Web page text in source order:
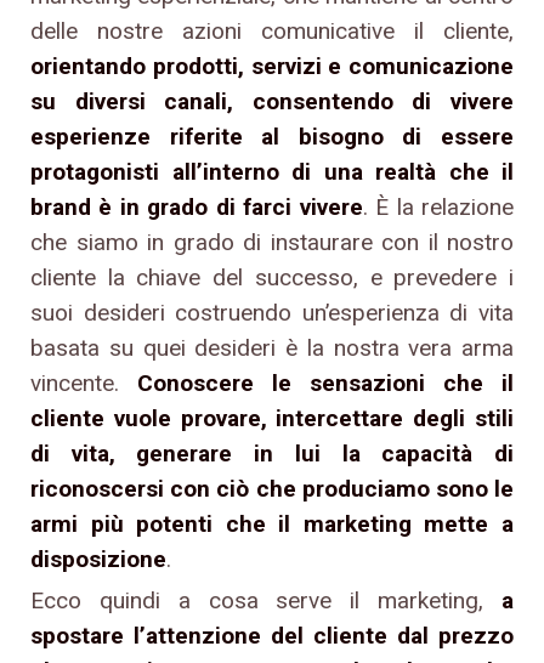
delle nostre azioni comunicative il cliente,
orientando prodotti, servizi e comunicazione
su diversi canali, consentendo di vivere
esperienze riferite al bisogno di essere
protagonisti all’interno di una realtà che il
brand è in grado di farci vivere. È la relazione
che siamo in grado di instaurare con il nostro
cliente la chiave del successo, e prevedere i
suoi desideri costruendo un’esperienza di vita
basata su quei desideri è la nostra vera arma
vincente. Conoscere le sensazioni che il
cliente vuole provare, intercettare degli stili
di vita, generare in lui la capacità di
riconoscersi con ciò che produciamo sono le
armi più potenti che il marketing mette a
disposizione.
Ecco quindi a cosa serve il marketing, a
spostare l’attenzione del cliente dal prezzo